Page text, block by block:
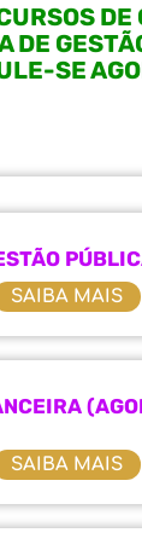
DE
DE
SE
SAIBA MAIS
SAIBA MAIS